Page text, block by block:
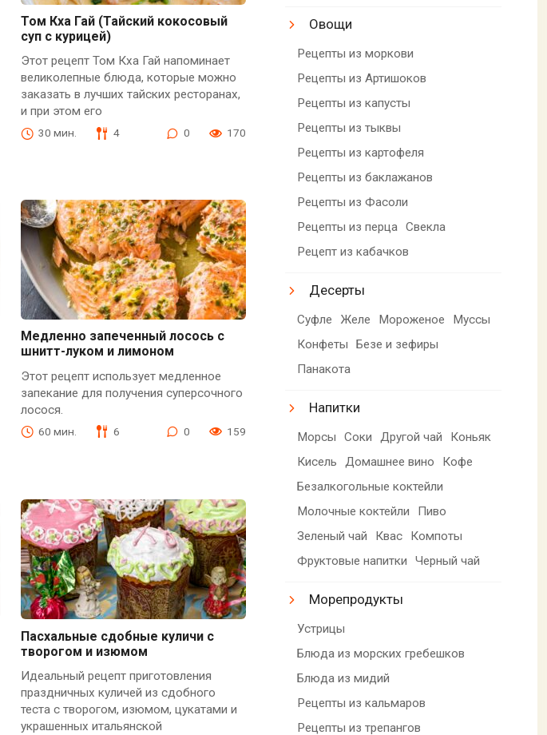
Том Кха Гай (Тайский кокосовый
суп с курицей)
Этот рецепт Том Кха Гай напоминает
великолепные блюда, которые можно
заказать в лучших тайских ресторанах,
и при этом его
30 мин. 4 0 170
Медленно запеченный лосось с
шнитт-луком и лимоном
Этот рецепт использует медленное
запекание для получения суперсочного
лосося.
60 мин. 6 0 159
Пасхальные сдобные куличи с
творогом и изюмом
Идеальный рецепт приготовления
праздничных куличей из сдобного
теста с творогом, изюмом, цукатами и
украшенных итальянской
Овощи
Рецепты из моркови
Рецепты из Артишоков
Рецепты из капусты
Рецепты из тыквы
Рецепты из картофеля
Рецепты из баклажанов
Рецепты из Фасоли
Рецепты из перца Свекла
Рецепт из кабачков
Десерты
Суфле Желе Мороженое
Муссы
Конфеты
Безе и зефиры
Панакота
Напитки
Морсы Соки Другой чай
Коньяк
Кисель
Домашнее вино
Кофе
Безалкогольные коктейли
Молочные коктейли
Пиво
Зеленый чай
Квас
Компоты
Фруктовые напитки
Черный чай
Морепродукты
Устрицы
Блюда из морских гребешков
Блюда из мидий
Рецепты из кальмаров
Рецепты из трепангов